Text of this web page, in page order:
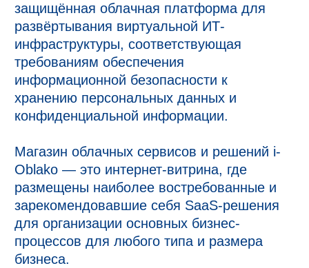
защищённая облачная платформа для
развёртывания виртуальной ИТ-
инфраструктуры, соответствующая
требованиям обеспечения
информационной безопасности к
хранению персональных данных и
конфиденциальной информации.
Магазин облачных сервисов и решений i-
Oblako — это интернет-витрина, где
размещены наиболее востребованные и
зарекомендовавшие себя SaaS-решения
для организации основных бизнес-
процессов для любого типа и размера
бизнеса.